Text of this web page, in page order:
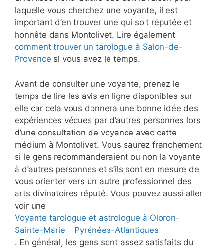
laquelle vous cherchez une voyante, il est
important d’en trouver une qui soit réputée et
honnête dans Montolivet. Lire également
comment trouver un tarologue à Salon-de-
Provence si vous avez le temps.
Avant de consulter une voyante, prenez le
temps de lire les avis en ligne disponibles sur
elle car cela vous donnera une bonne idée des
expériences vécues par d’autres personnes lors
d’une consultation de voyance avec cette
médium à Montolivet. Vous saurez franchement
si le gens recommanderaient ou non la voyante
à d’autres personnes et s’ils sont en mesure de
vous orienter vers un autre professionnel des
arts divinatoires réputé. Vous pouvez aussi aller
voir une
Voyante tarologue et astrologue à Oloron-
Sainte-Marie – Pyrénées-Atlantiques
. En général, les gens sont assez satisfaits du